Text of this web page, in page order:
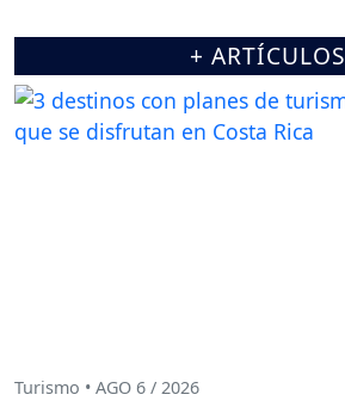
+ ARTÍCULOS
Turismo • AGO 6 / 2026